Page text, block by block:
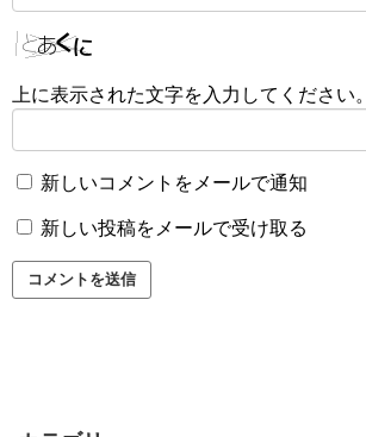
上に表示された文字を入力してください。
新しいコメントをメールで通知
新しい投稿をメールで受け取る